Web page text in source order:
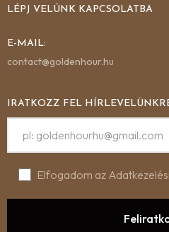
LÉPJ VELÜNK KAPCSOLATBA
E-MAIL:
contact@goldenhour.hu
IRATKOZZ FEL
Elfogadom az